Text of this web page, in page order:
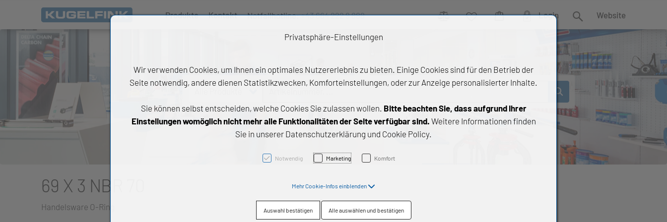
Produkte Kontakt Notfallhotline:+43 664 222 9 888 VergleichWunschlisteWarenkorb Login Suche Website
Alle Produkte
Wälz- und Gleitlager
Antriebstechnik
Chemische Produkte
69 X 3 NBR 70
Handelsware O-Ring
Privatsphäre-Einstellungen
Wir verwenden Cookies, um Ihnen ein optimales Nutzererlebnis zu bieten. Einige Cookies sind für den Betrieb der
Seite notwendig, andere dienen Statistikzwecken, Komforteinstellungen, oder zur Anzeige personalisierter Inhalte.
Sie können selbst entscheiden, welche Cookies Sie zulassen wollen. Bitte beachten Sie, dass aufgrund Ihrer
Einstellungen womöglich nicht mehr alle Funktionalitäten der Seite verfügbar sind. Weitere Informationen finden
Sie in unserer Datenschutzerklärung und Cookie Policy.
Notwendig Marketing Komfort
Mehr Cookie-Infos einblenden
Auswahl bestätigen Alle auswählen und bestätigen